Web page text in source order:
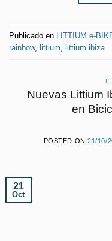
Publicado en LITTIUM e-
rainbow, littium littium ibiza
Nuevas Littium
en
POSTED ON21/10/
21
Oct